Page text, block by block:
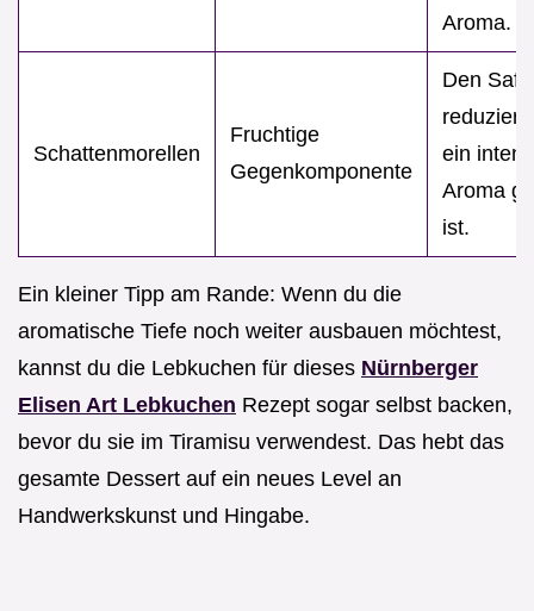
Aroma.
Schattenmorellen
Fruchtige
Gegenkomponente
Den Saft
ein
Aroma
ist.
Ein kleiner Tipp am Rande: Wenn du die
aromatische Tiefe noch weiter ausbauen möchtest,
kannst du die Lebkuchen für dieses Nürnberger
Elisen Art Lebkuchen Rezept sogar selbst backen,
bevor du sie im Tiramisu verwendest. Das hebt das
gesamte Dessert auf ein neues Level an
Handwerkskunst und Hingabe.